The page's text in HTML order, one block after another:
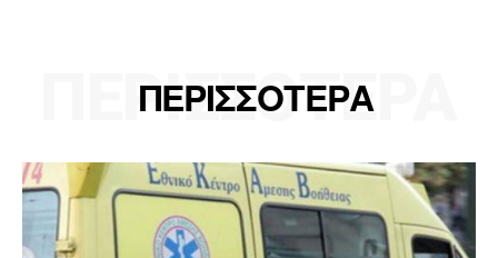
ΠΕΡΙΣΣΟΤΕΡΑ
ΠΕΡΙΣΣΟΤΕΡΑ